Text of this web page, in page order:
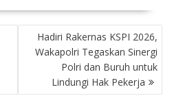
Hadiri Rakernas KSPI 2026,
Wakapolri Tegaskan Sinergi
Polri dan Buruh untuk
Lindungi Hak Pekerja